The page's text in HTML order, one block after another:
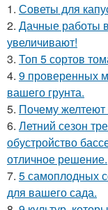
1. Советы для
2. Дачные работы
увеличивают!
3. Топ 5 сортов
4. 9 проверенных
вашего грунта.
5. Почему желтеют
6. Летний сезон
обустройство
отличное решение.
7. 5 самоплодных
для вашего сада.